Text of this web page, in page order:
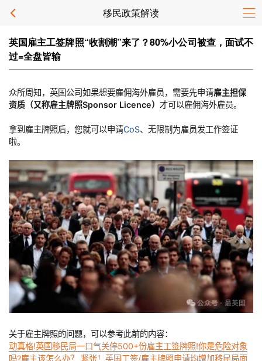
移民政策解读
英国雇主工签牌照“收割潮”来了？80%小公司被查，面试不
过=全盘皆输
众所周知，英国公司如果想要雇佣海外雇员，需要先申请雇主担保
资质（又称雇主牌照Sponsor Licence） 才可以雇佣海外雇员。
拿到雇主牌照后，您就可以申请CoS、无限制为雇员发工作签证
啦。
关于雇主牌照的问题，可以参考此前的内容：
动真格!英国移民局一口气关停500+份雇主工签牌照!你是危险对象
吗?雇主该怎么办？
紧张！英国工签/雇主牌照申请均增加移民局面